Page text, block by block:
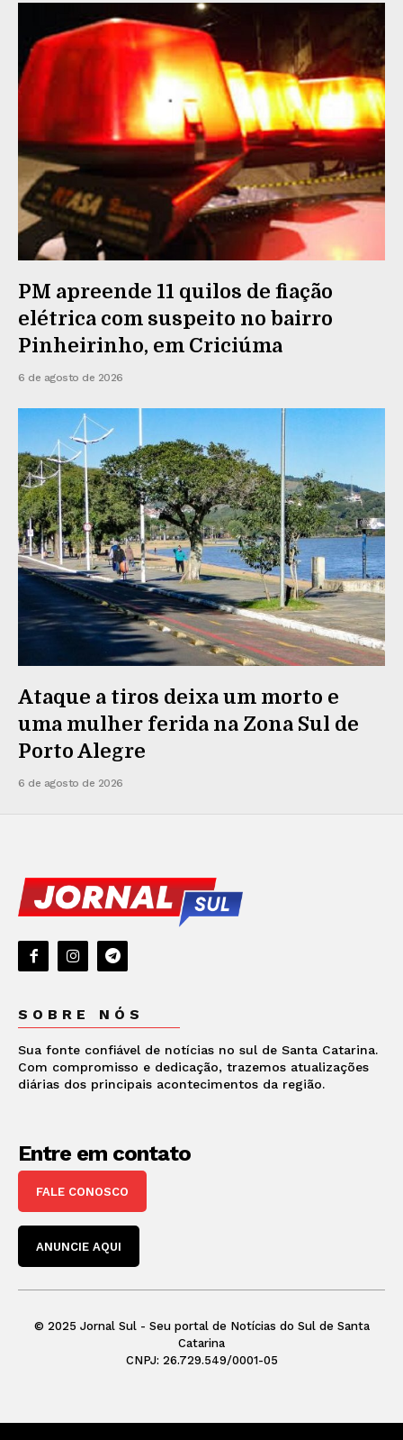
PM apreende 11 quilos de fiação
elétrica com suspeito no bairro
Pinheirinho, em Criciúma
6 de agosto de 2026
Ataque a tiros deixa um morto e
uma mulher ferida na Zona Sul de
Porto Alegre
6 de agosto de 2026
SOBRE NÓS
Sua fonte confiável de notícias no sul de Santa Catarina.
Com compromisso e dedicação, trazemos atualizações
diárias dos principais acontecimentos da região.
Entre em contato
FALE CONOSCO
ANUNCIE AQUI
© 2025 Jornal Sul - Seu portal de Notícias do Sul de Santa
Catarina
CNPJ: 26.729.549/0001-05